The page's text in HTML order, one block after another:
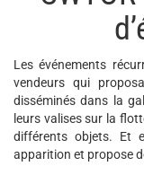
Les événements
vendeurs qui
disséminés dans la
leurs valises sur la
différents objets. Et
apparition et propose